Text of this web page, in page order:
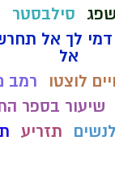
סילבסטר
לך אל
אל
לוצטו
רמב
שיעור בספר
תזריע